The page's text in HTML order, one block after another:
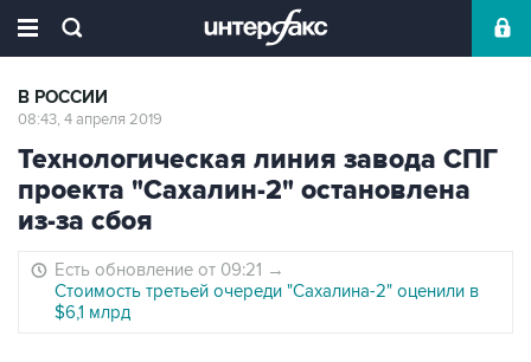
В РОССИИ
08:43, 4 апреля 2019
Технологическая линия завода СПГ
проекта "Сахалин-2" остановлена
из-за сбоя
Есть обновление от 09:21 →
Стоимость третьей очереди "Сахалина-2" оценили в
$6,1 млрд